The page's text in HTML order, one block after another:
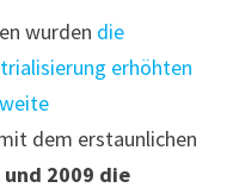
wurden die
erhöhten
dem erstaunlichen
2009 die